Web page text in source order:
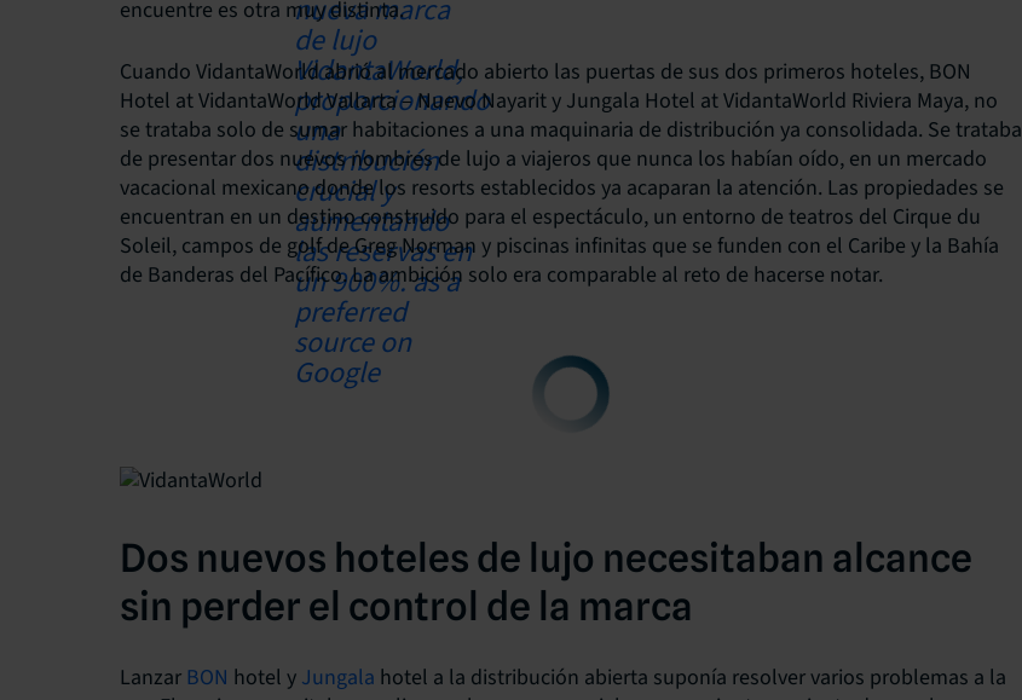
encuentre es otra muy distinta.
Cuando VidantaWorld abrió al mercado abierto las puertas de sus dos primeros hoteles, BON
Hotel at VidantaWorld Vallarta – Nuevo Nayarit y Jungala Hotel at VidantaWorld Riviera Maya, no
se trataba solo de sumar habitaciones a una maquinaria de distribución ya consolidada. Se trataba
de presentar dos nuevos nombres de lujo a viajeros que nunca los habían oído, en un mercado
vacacional mexicano donde los resorts establecidos ya acaparan la atención. Las propiedades se
encuentran en un destino construido para el espectáculo, un entorno de teatros del Cirque du
Soleil, campos de golf de Greg Norman y piscinas infinitas que se funden con el Caribe y la Bahía
de Banderas del Pacífico. La ambición solo era comparable al reto de hacerse notar.
Dos nuevos hoteles de lujo necesitaban alcance
sin perder el control de la marca
Lanzar BON hotel y Jungala hotel a la distribución abierta suponía resolver varios problemas a la